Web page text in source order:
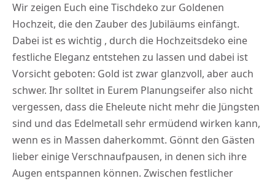
Wir zeigen Euch eineTischdeko zur Goldenen
Hochzeit, die den Zauber des Jubiläums einfängt.
Dabei ist es wichtig , durch die Hochzeitsdeko eine
festliche Eleganz entstehen zu lassen und dabei ist
Vorsicht geboten: Gold ist zwar glanzvoll, aber auch
schwer. Ihr solltet in Eurem Planungseifer also nicht
vergessen, dass die Eheleute nicht mehr die Jüngsten
sind und das Edelmetall sehr ermüdend wirken kann,
wenn es in Massen daherkommt. Gönnt den Gästen
lieber einige Verschnaufpausen, in denen sich ihre
Augen entspannen können. Zwischen festlicher